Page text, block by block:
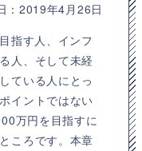
：2019年4月26日
指す人、インフ
人、そして未経
ている人にとっ
イントではない
万円を目指すに
ころです。本章